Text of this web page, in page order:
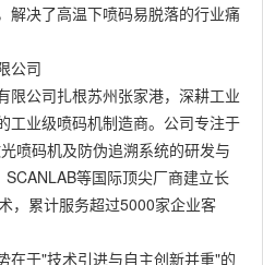
解决了高温下喷码易脱落的行业痛
公司
限公司扎根苏州张家港，深耕工业
工业级喷码机制造商。公司专注于
喷码机及防伪追溯系统的研发与
等国际顶尖厂商建立长
，累计服务超过5000家企业客
在于"技术引进与自主创新并重"的